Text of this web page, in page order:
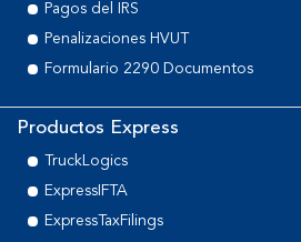
Pagos del IRS
Penalizaciones HVUT
Formulario 2290 Documentos
Productos Express
TruckLogics
ExpressIFTA
ExpressTaxFilings